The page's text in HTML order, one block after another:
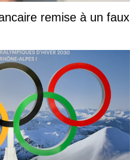
remise à un faux